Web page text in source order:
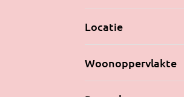
Locatie
Woonoppervlakte